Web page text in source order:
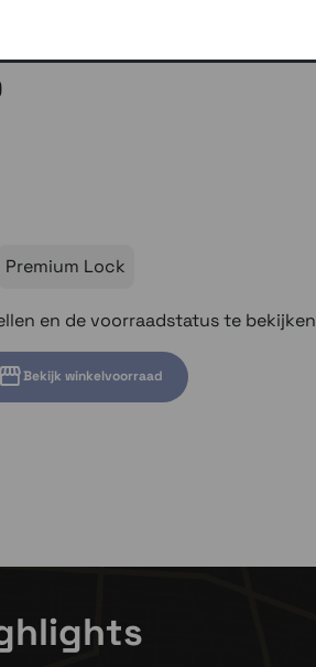
Premium Lock
en de voorraadstatus te bekijken
Bekijk winkelvoorraad